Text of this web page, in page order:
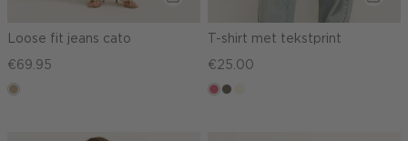
Loose fit jeans cato
€69.95
zand
T-shirt met tekstprint
€25.00
rose,middenbruin